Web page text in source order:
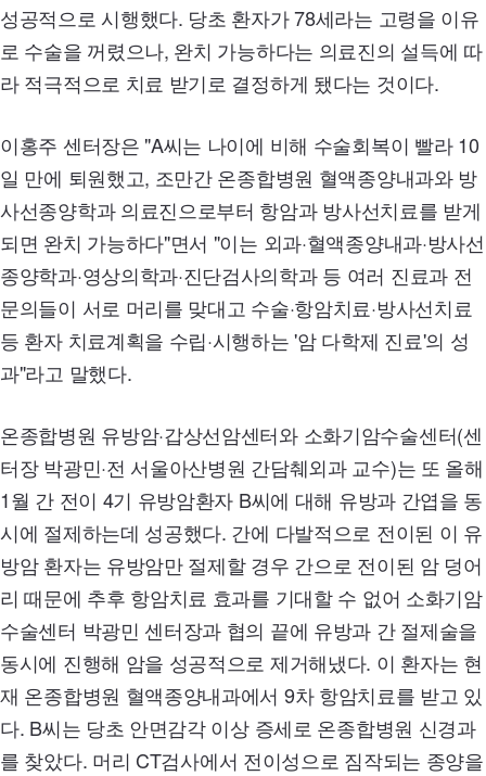
성공적으로 시행했다. 당초 환자가78세라는 고령을 이유
로 수술을 꺼렸으나, 완치 가능하다는 의료진의 설득에 따
라 적극적으로 치료 받기로 결정하게 됐다는 것이다.
이홍주 센터장은 "A씨는 나이에 비해 수술회복이 빨라10
일 만에 퇴원했고, 조만간 온종합병원 혈액종양내과와 방
사선종양학과 의료진으로부터 항암과 방사선치료를 받게
되면 완치 가능하다"면서 "이는 외과·혈액종양내과·방사선
종양학과·영상의학과·진단검사의학과 등 여러 진료과 전
문의들이 서로 머리를 맞대고 수술·항암치료·방사선치료
등 환자 치료계획을 수립·시행하는 '암 다학제 진료'의 성
과"라고 말했다.
온종합병원 유방암·갑상선암센터와 소화기암수술센터(센
터장 박광민·전 서울아산병원 간담췌외과 교수)는 또 올해
1월 간 전이 4기 유방암환자 B씨에 대해 유방과 간엽을 동
시에 절제하는데 성공했다. 간에 다발적으로 전이된 이 유
방암 환자는 유방암만 절제할 경우 간으로 전이된 암 덩어
리 때문에 추후 항암치료 효과를 기대할 수 없어 소화기암
수술센터 박광민 센터장과 협의 끝에 유방과 간 절제술을
동시에 진행해 암을 성공적으로 제거해냈다. 이 환자는 현
재 온종합병원 혈액종양내과에서 9차 항암치료를 받고 있
다. B씨는 당초 안면감각 이상 증세로 온종합병원 신경과
를 찾았다. 머리 CT검사에서 전이성으로 짐작되는 종양을